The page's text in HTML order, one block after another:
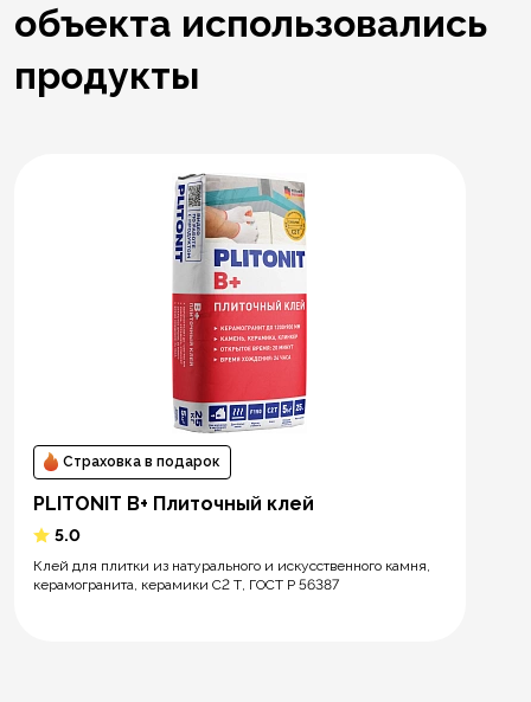
объекта использовались
продукты
Страховка в подарок
PLITONIT В+ Плиточный клей
5.0
Клей для плитки из натурального и искусственного камня,
керамогранита, керамики С2 Т, ГОСТ Р 56387